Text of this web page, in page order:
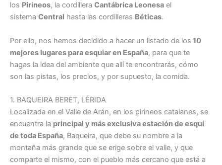
los Pirineos, la cordillera Cantábrica Leonesa el
sistema Central hasta las cordilleras Béticas.
Por ello, nos hemos decidido a hacer un listado de los 10
mejores lugares para esquiar en España, para que te
hagas la idea del ambiente que allí te encontrarás, cómo
son las pistas, los precios, y por supuesto, la comida.
1. BAQUEIRA BERET, LÉRIDA
Localizada en el Valle de Arán, en los pirineos catalanes, se
encuentra la principal y más exclusiva estación de esquí
de toda España, Baqueira, que debe su nombre a la
montaña más grande que se erige sobre el valle, y que
comparte el mismo, con el pueblo más cercano que está a